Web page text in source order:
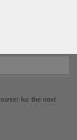
for the next